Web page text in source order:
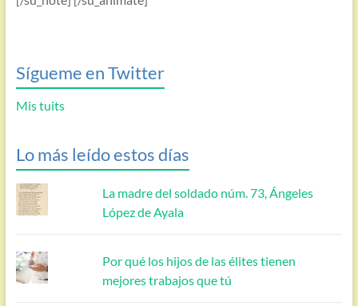
Sígueme en Twitter
Mis tuits
Lo más leído estos días
La madre del soldado núm. 73, Ángeles
López de Ayala
Por qué los hijos de las élites tienen
mejores trabajos que tú